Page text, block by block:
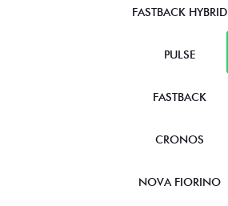
FASTBACK HYBRID
PULSE
FASTBACK
CRONOS
NOVA FIORINO